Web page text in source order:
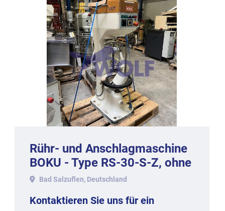
Rühr- und Anschlagmaschine
BOKU - Type RS-30-S-Z, ohne
Kessel.
Bad Salzuflen, Deutschland
Kontaktieren Sie uns für ein